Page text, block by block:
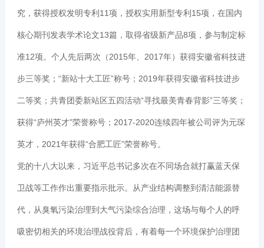
究，获得授权发明专利11项，授权实用新型专利15项，在国内
核心期刊发表学术论文13篇，取得省级新产品8项，参与制定标
准12项。个人先后两次（2015年、2017年）获得安徽省科技进
步三等奖；“新站十大工匠”称号；2019年获得安徽省科技进步
二等奖；共青团委新站区五四活动“寻找最美青春背影”三等奖；
获得“庐州英才”荣誉称号；2017-2020连续四年被公司评为元琛
英才，2021年获得“合肥工匠”荣誉称号。
党的十八大以来，习近平总书记多次在不同场合就打赢蓝天保
卫战等工作作出重要指示批示。从产业结构调整到清洁能源替
代，从臭氧污染治理到大气污染综合治理，这场与每个人的呼
吸密切相关的环境治理战役背后，有着每一个环境保护治理团